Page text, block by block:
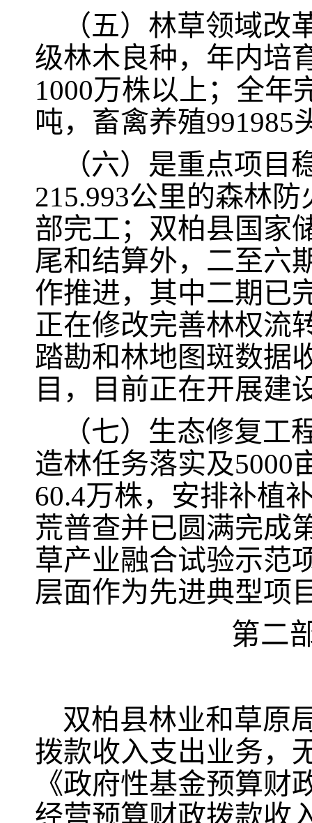
（五） 林草领域改
级林木良种， 年内培
1000万株以上； 全年
吨，畜禽养殖991985
（六） 是重点项目
215.993公里的森林防
部完工；双柏县国家
尾和结算外，二至六
作推进，其中二期已
正在修改完善林权流
踏勘和林地图斑数据
目，目前正在开展建
（七） 生态修复工
造林任务落实及5000
60.4万株，安排补植
荒普查并已圆满完成
草产业融合试验示范
层面作为先进典型项
第二
双柏县林业和草原
拨款收入支出业务，
《政府性基金预算
经营预算财政拨款收